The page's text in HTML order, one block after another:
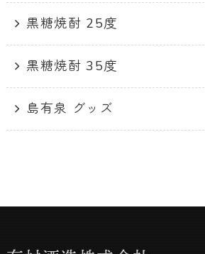
黒糖焼酎 25度
黒糖焼酎 35度
島有泉 グッズ